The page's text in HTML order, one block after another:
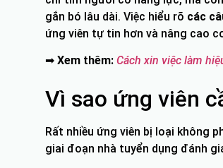
gắn bó lâu dài. Việc hiểu rõ các
ứng viên tự tin hơn và nâng cao
➡ Xem thêm: Cách xin việc làm
Vì sao ứng viên
Rất nhiều ứng viên bị loại không
giai đoạn nhà tuyển dụng đánh